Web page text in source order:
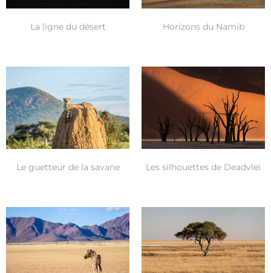
La ligne du désert Horizons du Namib
Le guetteur de la savane Les silhouettes de Deadvlei